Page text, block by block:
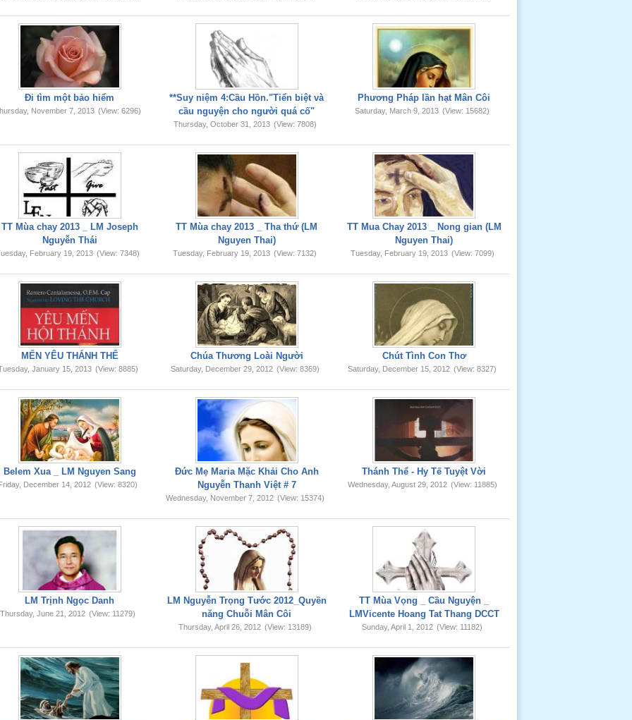
Đi tìm một bảo hiểm
November 7, 2013 (View: 6296)
**Suy niệm 4:Cầu Hồn."Tiển biệt và
cầu nguyện cho người quá cố"
Thursday, October 31, 2013 (View: 7808)
Phương Pháp lần hạt Mân Côi
Saturday, March 9, 2013 (View: 15682)
TT Mùa chay 2013 _ LM Joseph
Nguyễn Thái
February 19, 2013 (View: 7348)
TT Mùa chay 2013 _ Tha thứ (LM
Nguyen Thai)
Tuesday, February 19, 2013 (View: 7132)
TT Mua Chay 2013 _ Nong gian (LM
Nguyen Thai)
Tuesday, February 19, 2013 (View: 7099)
MẾN YÊU THÁNH THỂ
January 15, 2013 (View: 8885)
Chúa Thương Loài Người
Saturday, December 29, 2012 (View: 8369)
Chút Tình Con Thơ
Saturday, December 15, 2012 (View: 8327)
Belem Xua _ LM Nguyen Sang
December 14, 2012 (View: 8320)
Đức Mẹ Maria Mặc Khải Cho Anh
Nguyễn Thanh Việt # 7
Wednesday, November 7, 2012 (View: 15374)
Thánh Thể - Hy Tế Tuyệt Vời
Wednesday, August 29, 2012 (View: 11885)
LM Trịnh Ngọc Danh
Thursday, June 21, 2012 (View: 11279)
LM Nguyễn Trọng Tước 2012_Quyền
năng Chuỗi Mân Côi
Thursday, April 26, 2012 (View: 13189)
TT Mùa Vọng _ Cầu Nguyện _
LMVicente Hoang Tat Thang DCCT
Sunday, April 1, 2012 (View: 11182)